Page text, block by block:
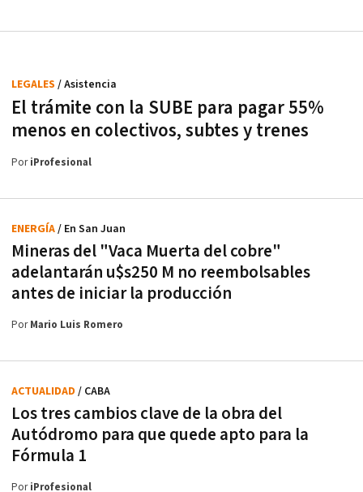
El trámite con la SUBE para pagar 55%
menos en colectivos, subtes y trenes
LEGALES / Asistencia
PoriProfesional
Mineras del "Vaca Muerta del cobre"
adelantarán u$s250 M no reembolsables
antes de iniciar la producción
ENERGÍA/ En San Juan
PorMario Luis Romero
Los tres cambios clave de la obra del
Autódromo para que quede apto para la
Fórmula 1
ACTUALIDAD / CABA
PoriProfesional